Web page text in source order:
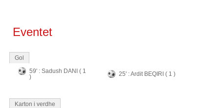
Eventet
Gol
59' : Sadush DANI ( 1
)
25' : Ardit BEQIRI ( 1 )
Karton i verdhe